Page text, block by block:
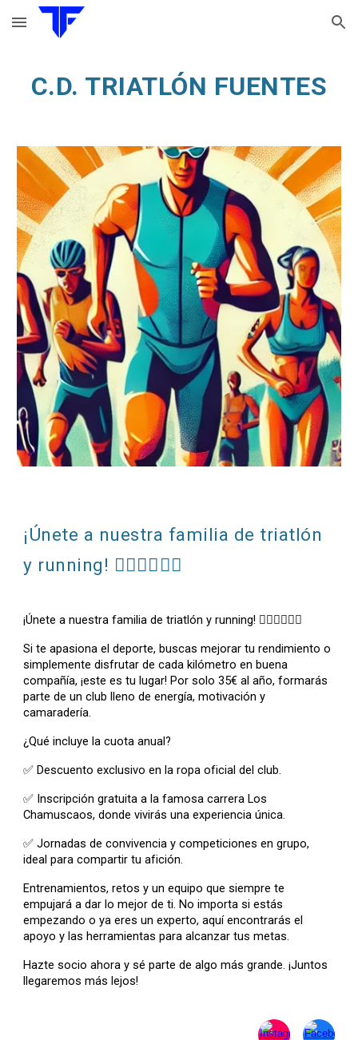
Skip to main content Skip to navigation
C.D. TRIATLÓN FUENTES
¡Únete a nuestra familia de triatlón
y running! 🏃‍♂️🚴‍♀️🏊‍♂️
¡Únete a nuestra familia de triatlón y running! 🏃‍♂️🚴‍♀️🏊‍♂️
Si te apasiona el deporte, buscas mejorar tu rendimiento o
simplemente disfrutar de cada kilómetro en buena
compañía, ¡este es tu lugar! Por solo 35€ al año, formarás
parte de un club lleno de energía, motivación y
camaradería.
¿Qué incluye la cuota anual?
✅ Descuento exclusivo en la ropa oficial del club.
✅ Inscripción gratuita a la famosa carrera Los
Chamuscaos, donde vivirás una experiencia única.
✅ Jornadas de convivencia y competiciones en grupo,
ideal para compartir tu afición.
Entrenamientos, retos y un equipo que siempre te
empujará a dar lo mejor de ti. No importa si estás
empezando o ya eres un experto, aquí encontrarás el
apoyo y las herramientas para alcanzar tus metas.
Hazte socio ahora y sé parte de algo más grande. ¡Juntos
llegaremos más lejos!